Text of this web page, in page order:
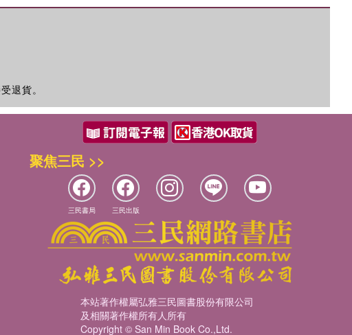
退貨。
聚焦三民 >>
三民書局 三民出版
本站著作權屬弘雅三民圖書股份有限公司
及相關著作權所有人所有
Copyright © San Min Book Co.,Ltd.